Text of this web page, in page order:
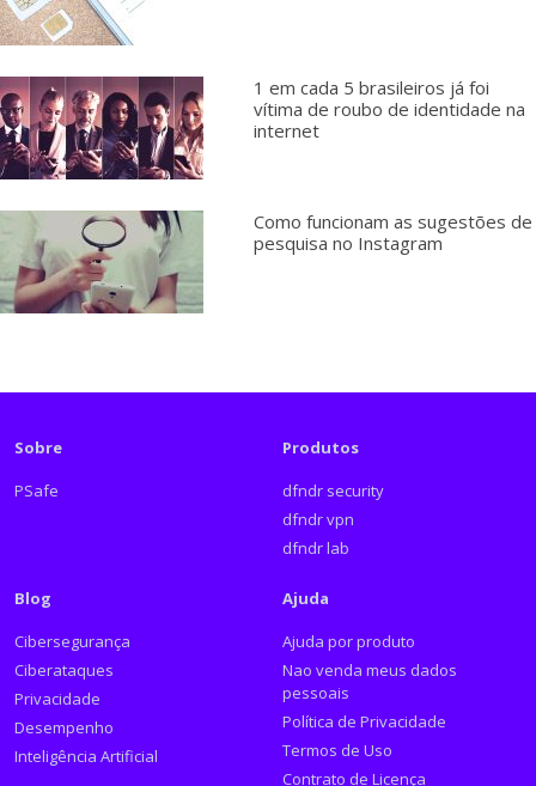
1 em cada 5 brasileiros já foi
vítima de roubo de identidade na
internet
Como funcionam as sugestões de
pesquisa no Instagram
Sobre
PSafe
Produtos
dfndr security
dfndr vpn
dfndr lab
Blog
Cibersegurança
Ciberataques
Privacidade
Desempenho
Inteligência Artificial
Ajuda
Ajuda por produto
Nao venda meus dados
pessoais
Política de Privacidade
Termos de Uso
Contrato de Licença